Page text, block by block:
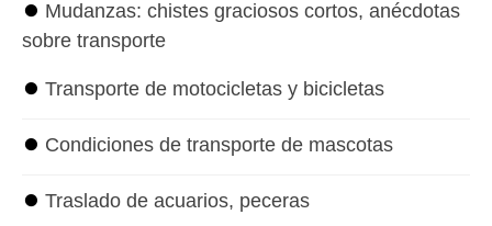
⏺ Mudanzas: chistes graciosos cortos, anécdotas
sobre transporte
⏺ Transporte de motocicletas y bicicletas
⏺ Condiciones de transporte de mascotas
⏺ Traslado de acuarios, peceras